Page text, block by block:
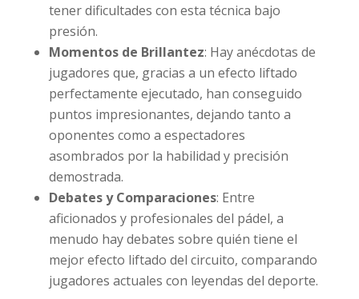
tener dificultades con esta técnica bajo
presión.
Momentos de Brillantez: Hay anécdotas de
jugadores que, gracias a un efecto liftado
perfectamente ejecutado, han conseguido
puntos impresionantes, dejando tanto a
oponentes como a espectadores
asombrados por la habilidad y precisión
demostrada.
Debates y Comparaciones: Entre
aficionados y profesionales del pádel, a
menudo hay debates sobre quién tiene el
mejor efecto liftado del circuito, comparando
jugadores actuales con leyendas del deporte.